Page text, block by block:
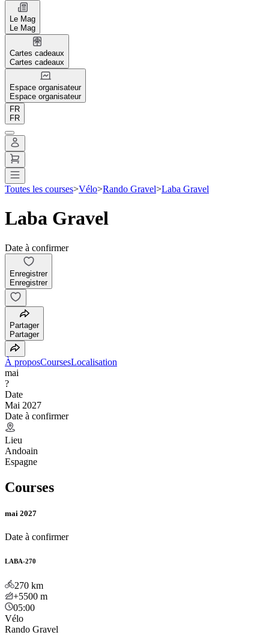
Le Mag
Le Mag
Cartes cadeaux
Cartes cadeaux
Espace organisateur
Espace organisateur
FR
FR
Toutes les courses>Vélo>Rando Gravel>Laba Gravel
Laba Gravel
Date à confirmer
Enregistrer
Enregistrer
Partager
Partager
À proposCoursesLocalisation
mai
?
Date
Mai 2027
Date à confirmer
Lieu
Andoain
Espagne
Courses
mai 2027
Date à confirmer
LABA-270
270 km
+5500 m
05:00
Vélo
Rando Gravel